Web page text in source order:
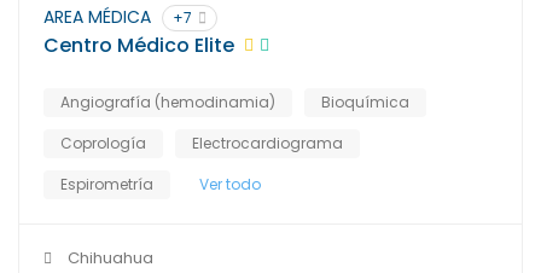
AREA MÉDICA +7
Centro Médico Elite
Angiografía (hemodinamia)
Bioquímica
Coprología
Electrocardiograma
Espirometría
Ver todo
Chihuahua